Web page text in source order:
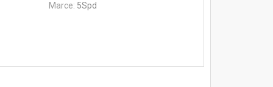
Marce: 5Spd